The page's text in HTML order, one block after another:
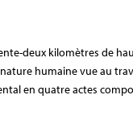
deux kilomètres de
humaine vue au
en quatre actes